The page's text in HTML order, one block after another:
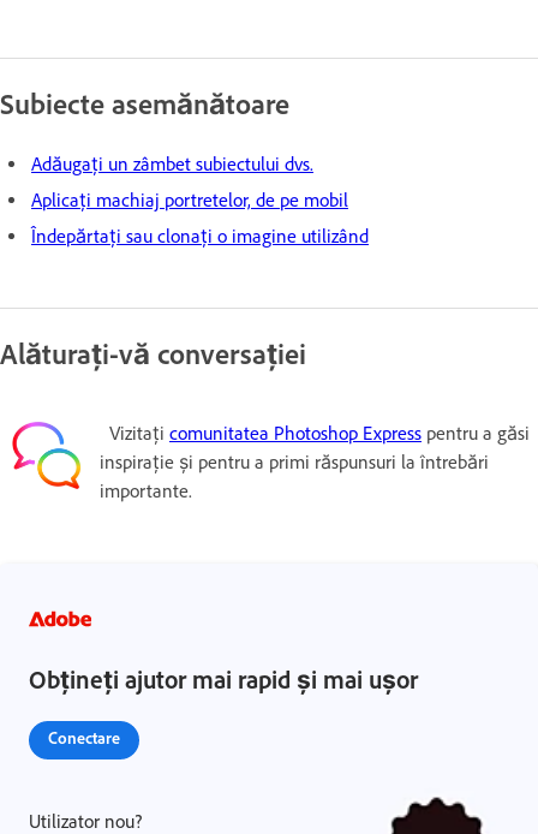
Subiecte asemănătoare
Adăugați un zâmbet subiectului dvs.
Aplicați machiaj portretelor, de pe mobil
Îndepărtați sau clonați o imagine utilizând
Alăturați-vă conversației
Vizitați comunitatea Photoshop Express pentru a găsi
inspirație și pentru a primi răspunsuri la întrebări
importante.
Obțineți ajutor mai rapid și mai ușor
Conectare
Utilizator nou?